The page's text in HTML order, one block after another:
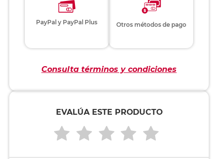
PayPal y PayPal Plus Otros métodos de pago
Consulta términos y condiciones
EVALÚA ESTE PRODUCTO